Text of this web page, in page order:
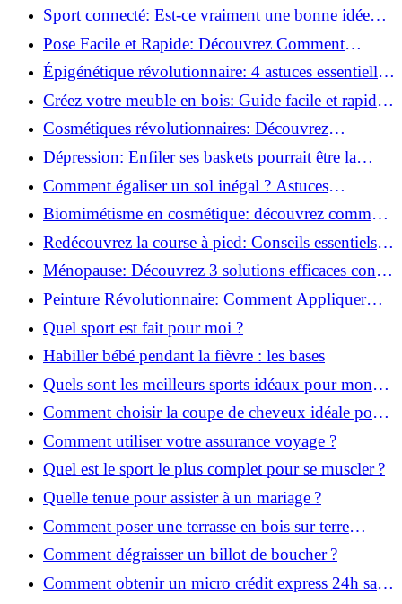
vie saine!
Sport connecté: Est-ce vraiment une bonne idée
pour vous?
Pose Facile et Rapide: Découvrez Comment
Monter des Carreaux de Béton Cellulaire!
Épigénétique révolutionnaire: 4 astuces essentielles
pour transformer votre bien-être!
Créez votre meuble en bois: Guide facile et rapide
pour débutants!
Cosmétiques révolutionnaires: Découvrez
comment les fermes verticales transforment la
beauté!
Dépression: Enfiler ses baskets pourrait être la
solution!
Comment égaliser un sol inégal ? Astuces
infaillibles pour réussir !
Biomimétisme en cosmétique: découvrez comment
la nature inspire l'avenir des soins beauté!
Redécouvrez la course à pied: Conseils essentiels
pour reprendre!
Ménopause: Découvrez 3 solutions efficaces contre
les bouffées de chaleur!
Peinture Révolutionnaire: Comment Appliquer
Deux Couleurs Sur Une Porte!
Quel sport est fait pour moi ?
Habiller bébé pendant la fièvre : les bases
Quels sont les meilleurs sports idéaux pour mon
enfant ?
Comment choisir la coupe de cheveux idéale pour
votre visage ?
Comment utiliser votre assurance voyage ?
Quel est le sport le plus complet pour se muscler ?
Quelle tenue pour assister à un mariage ?
Comment poser une terrasse en bois sur terre
battue ?
Comment dégraisser un billot de boucher ?
Comment obtenir un micro crédit express 24h sans